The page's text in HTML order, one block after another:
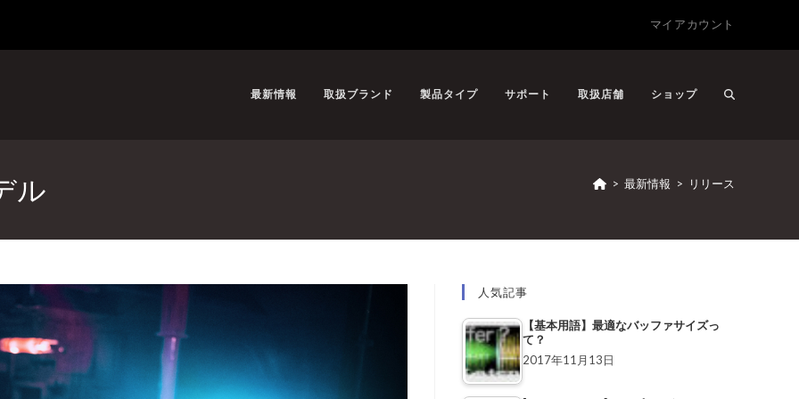
マイアカウント
最新情報 取扱ブランド 製品タイプ サポート 取扱店舗 ショップ
ル > 最新情報 > リリース
人気記事
【基本用語】最適なバッファサイズっ
て？
2017年11月13日